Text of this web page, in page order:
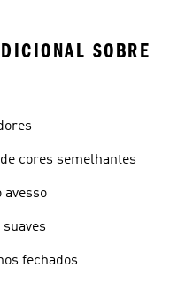
SOBRE
cores semelhantes
avesso
fechados